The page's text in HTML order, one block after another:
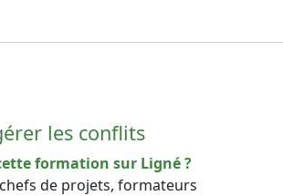
les conflits
formation sur Ligné ?
de projets, formateurs